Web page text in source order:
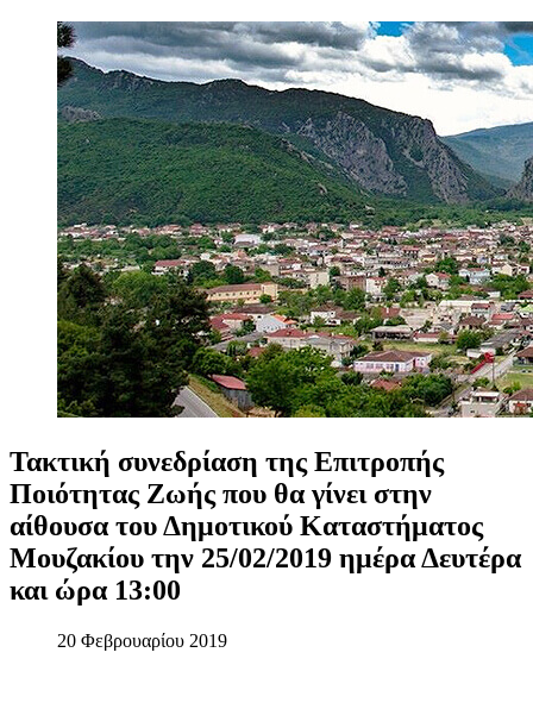
Τακτική συνεδρίαση της Επιτροπής
Ποιότητας Ζωής που θα γίνει στην
αίθουσα τουΔημοτικού Καταστήματος
Μουζακίου την 25/02/2019 ημέραΔευτέρα
και ώρα 13:00
20 Φεβρουαρίου 2019